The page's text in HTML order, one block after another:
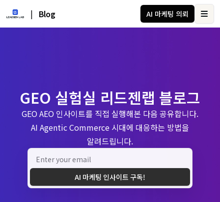
| Blog AI 마케팅 의뢰
GEO 실험실 리드젠랩 블로그
GEO AEO 인사이트를 직접 실행해본 다음 공유합니다.
AI Agentic Commerce 시대에 대응하는 방법을
알려드립니다.
AI 마케팅 인사이트 구독!